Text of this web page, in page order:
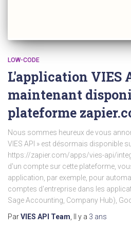
LOW-CODE
L'application VIES
maintenant
plateforme
Nous sommes heureux de vous
VIES API » est désormais disponible
https://zapier.com/apps/vies-api/
d'un compte sur cette plateforme,
application, par exemple, pour
comptes d'entreprise dans les
Sage Accounting, Company Hub),
ParVIES API Team , Il y a 3 ans